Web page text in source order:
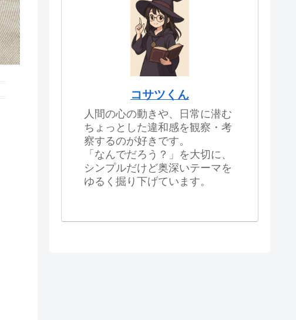
コサツくん
人間の心の動きや、日常に潜む
ちょっとした違和感を観察・考
察するのが好きです。
「なんでだろう？」を大切に、
シンプルだけど奥深いテーマを
ゆるく掘り下げています。